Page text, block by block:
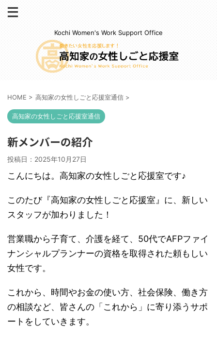
Kochi Women's Work Support Office
HOME > 高知家の女性しごと応援室通信 >
高知家の女性しごと応援室通信
新メンバーの紹介
投稿日： 2025年10月27日
こんにちは。高知家の女性しごと応援室です♪
このたび『高知家の女性しごと応援室』に、新しい
スタッフが加わりました！
営業職から子育て、介護を経て、50代でAFPファイ
ナンシャルプランナーの資格を取得された頼もしい
女性です。
これから、時間やお金の使い方、社会保険、働き方
の相談など、皆さんの「これから」に寄り添うサポ
ートをしていきます。